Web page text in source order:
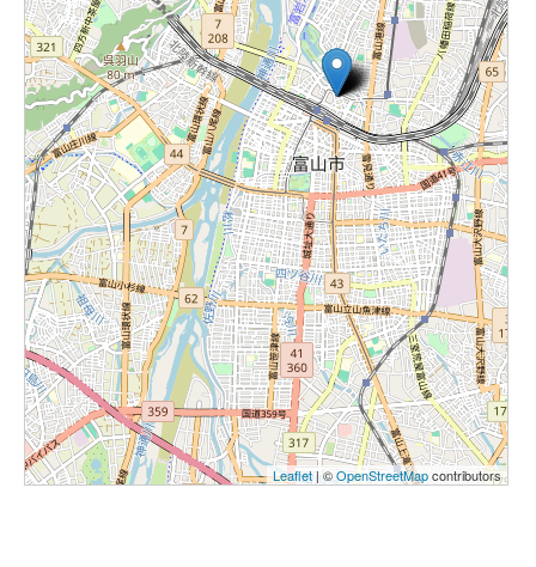
NＦ5341 とやま国際センター 令和８年度 語学講座
ベトナム語講座入門
2026年4月12日～2026年10月4日
公益財団法人とやま国際センター[マップ]
NＦ5342 とやま国際センター 令和８年度 語学講座
ベトナム語講座初級
2026年4月13日～2027年3月1日
公益財団法人とやま国際センター[マップ]
NＦ5343 とやま国際センター 令和８年度 語学講座
インドネシア語講座入門
2026年4月19日～2026年10月4日
公益財団法人とやま国際センター[マップ]
Leaflet| ©OpenStreetMapcontributors